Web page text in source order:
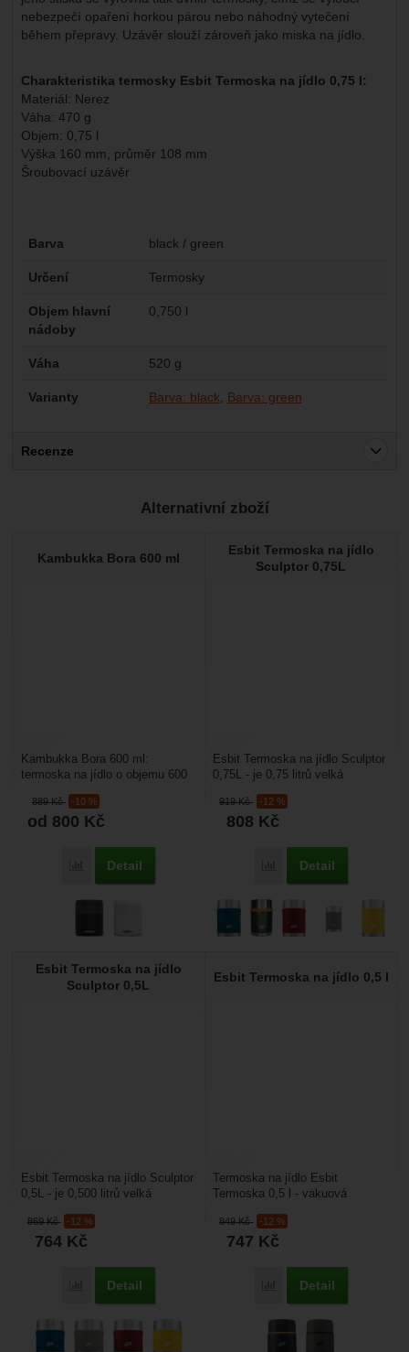
nebezpečí opaření horkou párou nebo náhodný vytečení
během přepravy. Uzávěr slouží zároveň jako miska na jídlo.
Charakteristika termosky Esbit Termoska na jídlo 0,75 l:
Materiál: Nerez
Váha: 470 g
Objem: 0,75 l
Výška 160 mm, průměr 108 mm
Šroubovací uzávěr
Parametry
Barva black / green
Určení Termosky
Objem hlavní
nádoby
0,750 l
Váha 520 g
Varianty Barva: black Barva: green
Recenze
Nebyla přidána žádná recenze.
Alternativní zboží
Kambukka Bora 600 ml
889Kč -10 %
od 800 Kč
Porovnat
Detail
Kambukka Bora 600 ml:
termoska na jídlo o objemu 600
výlety či do kempu. Vnitřní...
Esbit Termoska na jídlo
Sculptor 0,75L
919Kč -12 %
808 Kč
Porovnat
Detail
Esbit Termoska na jídlo Sculptor
0,75L - je 0,75 litrů velká
termoska na jídlo....
Esbit Termoska na jídlo
Sculptor 0,5L
869Kč -12 %
764 Kč
Porovnat
Detail
Esbit Termoska na jídlo Sculptor
0,5L - je 0,500 litrů velká
termoska na jídlo....
Esbit Termoska na jídlo 0,5 l
849Kč -12 %
747 Kč
Porovnat
Detail
Termoska na jídlo Esbit
Termoska 0,5 l - vakuová
l. Vnitřní vrstva Esbit...